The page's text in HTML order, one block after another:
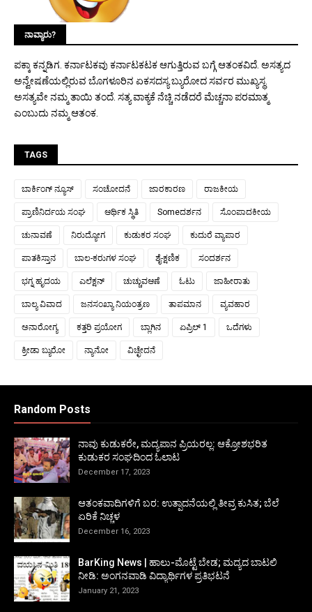
ನಾವ್ಯಾರು?
ಪಕ್ಕಾ ಕನ್ನಡಿಗ. ಕರ್ನಾಟಕವು ಕರ್ನಾಟಕಟಕ ಆಗುತ್ತಿರುವ ಬಗ್ಗೆ ಆತಂಕವಿದೆ. ಅಸತ್ಯದ
ಅನ್ವೇಷಣೆಯಲ್ಲಿರುವ ಬೊಗಳೂರಿನ ಏಕಸದಸ್ಯ ಬ್ಯುರೋದ ಸರ್ವರ ಮುಖ್ಯಸ್ಥ.
ಅಸತ್ಯವೇ ನಮ್ಮ ತಾಯಿ ತಂದೆ. ಸತ್ಯ ವಾಕ್ಯಕೆ ನೆಚ್ಚಿ ನಡೆದರೆ ಮೆಚ್ಚನಾ ಪರಮಾತ್ಮ
ಎಂಬುದು ನಮ್ಮ ಆತಂಕ.
TAGS
ಬಾರ್ಕಿಂಗ್ ನ್ಯೂಸ್ ಸಂಚೋದನೆ ಜಾರಕಾರಣ ರಾಜಕೀಯ
ಪ್ರಾಣಿನಿರ್ದಯ ಸಂಘ ಆರ್ಥಿಕ ಸ್ಥಿತಿ Someದರ್ಶನ ಸೊಂಪಾದಕೀಯ
ಚುನಾವಣೆ ನಿರುದ್ಯೋಗ ಕುಡುಕರ ಸಂಘ ಕುದುರೆ ವ್ಯಾಪಾರ
ಪಾತಕಿಸ್ತಾನ ಬಾಲ-ಕರುಗಳ ಸಂಘ ಶೈ-ಕ್ಷಣಿಕ ಸಂದರ್ಶನ
ಭಗ್ನ ಹೃದಯ ಎಲೆಕ್ಷನ್ ಚುಚ್ಚುವಆಣೆ ಓಟು ಜಾಹೀರಾತು
ಬಾಲ್ಯ ವಿವಾದ ಜನಸಂಖ್ಯಾ ನಿಯಂತ್ರಣ ತಾಪಮಾನ ವ್ಯವಹಾರ
ಅನಾರೋಗ್ಯ ಕತ್ತರಿ ಪ್ರಯೋಗ ಬ್ಲಾಗಿನ ಏಪ್ರಿಲ್ 1 ಒದೆಗಳು
ಕ್ರೀಡಾ ಬ್ಯುರೋ ನ್ಯಾನೋ ವಿಚ್ಛೇದನೆ
Random Posts
ನಾವು ಕುಡುಕರೇ, ಮದ್ಯಪಾನ ಪ್ರಿಯರಲ್ಲ: ಆಕ್ರೋಶಭರಿತ
ಕುಡುಕರ ಸಂಘದಿಂದ ಓಲಾಟ
December 17, 2023
ಆತಂಕವಾದಿಗಳಿಗೆ ಬರ: ಉತ್ಪಾದನೆಯಲ್ಲಿ ತೀವ್ರ ಕುಸಿತ; ಬೆಲೆ
ಏರಿಕೆ ನಿಚ್ಚಳ
December 16, 2023
BarKing News | ಹಾಲು-ಮೊಟ್ಟೆ ಬೇಡ; ಮದ್ಯದ ಬಾಟಲಿ
ನೀಡಿ: ಅಂಗನವಾಡಿ ವಿದ್ಯಾರ್ಥಿಗಳ ಪ್ರತಿಭಟನೆ
January 21, 2023